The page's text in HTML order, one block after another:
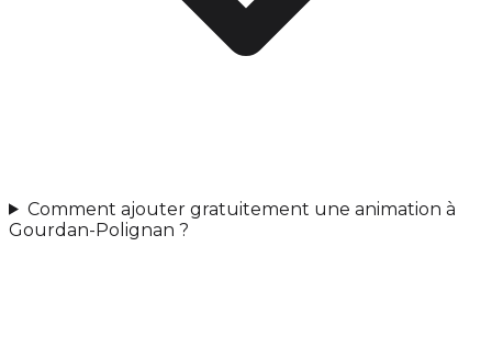
Comment ajouter gratuitement une animation à
Gourdan-Polignan ?